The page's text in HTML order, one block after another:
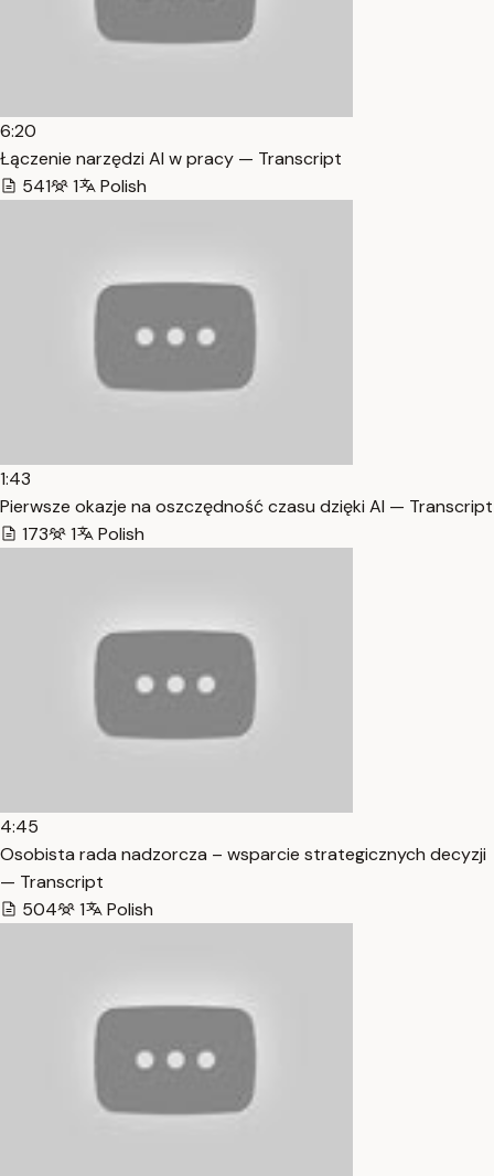
6:20
Łączenie narzędzi AI w pracy — Transcript
541
1 Polish
1:43
Pierwsze okazje na oszczędność czasu dzięki AI — Transcript
173
1 Polish
4:45
Osobista rada nadzorcza – wsparcie strategicznych decyzji
— Transcript
504
1 Polish